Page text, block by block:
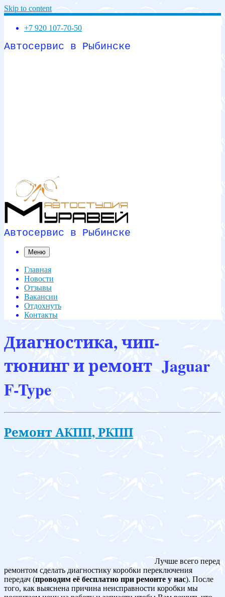
Skip to content
+7 920 107-70-50
Автосервис в Рыбинске
Автосервис в Рыбинске
Меню
Главная
Новости
Отзывы
Вакансии
Отдохнуть
Контакты
Диагностика, чип-
тюнинг и ремонт Jaguar
F-Type
Ремонт АКПП, РКПП
Лучше всего перед
ремонтом сделать диагностику коробки переключения
передач (проводим её бесплатно при ремонте у нас). После
того, как выяснена причина неисправности коробки мы